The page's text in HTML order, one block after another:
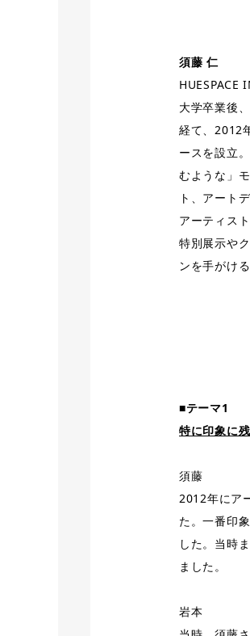
須藤 仁
HUESPACE
大学卒業後
経て、2012
ースを設立
むような」
ト、アート
アーティス
特別展示や
ンを手がける
■テーマ1
特に印象に
須藤
2012年にア
た。一番印
した。当時
ました。
岩本